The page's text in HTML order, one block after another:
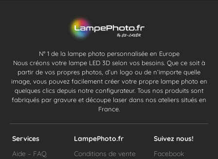
N° 1 de la lampe photo personnalisée en Europe
Nous créons votre lampe LED 3D selon vos besoins. Que ce soit à
partir de vos propres photos, d’un logo ou de n’importe quelle
image, vous pouvez facilement créer votre propre lampe photo en
quelques clics depuis notre configurateur. Tous nos produits sont
fabriqués par gravure et découpe laser dans nos ateliers situés en
France.
Services
Aide – FAQ
LampePhoto.fr
Conditions de vente
Suivez nous!
Facebook